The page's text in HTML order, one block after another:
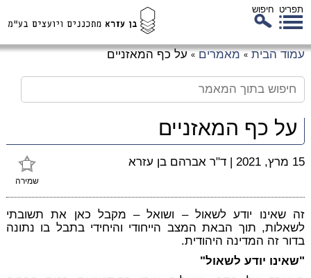
תפריט חיפוש
עמוד הבית » מאמרים » על כף המאזניים
על כף המאזניים
שמירה
15 מרץ, 2021 | ד"ר אברהם בן עזרא
זה שאינו יודע לשאול – ושואל – מקבל כאן את תשובתי
לשאלות, תוך הבאת המצב הייחודי והיחידי בתבל בו נתונה
בדור זה המדינה היהודית.
"שאינו יודע לשאול"